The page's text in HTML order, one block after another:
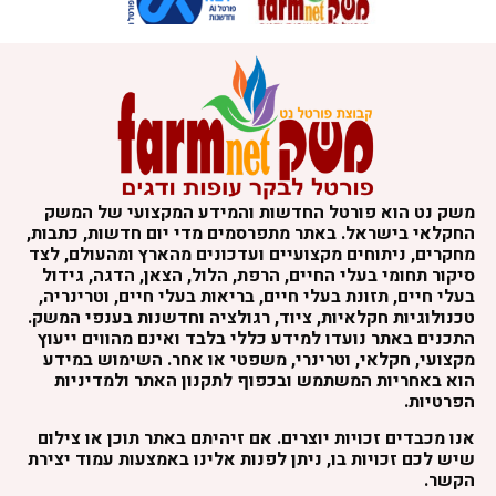
משק נט הוא פורטל החדשות והמידע המקצועי של המשק
החקלאי בישראל. באתר מתפרסמים מדי יום חדשות, כתבות,
מחקרים, ניתוחים מקצועיים ועדכונים מהארץ ומהעולם, לצד
סיקור תחומי בעלי החיים, הרפת, הלול, הצאן, הדגה, גידול
בעלי חיים, תזונת בעלי חיים, בריאות בעלי חיים, וטרינריה,
טכנולוגיות חקלאיות, ציוד, רגולציה וחדשנות בענפי המשק.
התכנים באתר נועדו למידע כללי בלבד ואינם מהווים ייעוץ
מקצועי, חקלאי, וטרינרי, משפטי או אחר. השימוש במידע
הוא באחריות המשתמש ובכפוף לתקנון האתר ולמדיניות
הפרטיות.
אנו מכבדים זכויות יוצרים. אם זיהיתם באתר תוכן או צילום
שיש לכם זכויות בו, ניתן לפנות אלינו באמצעות עמוד יצירת
הקשר.